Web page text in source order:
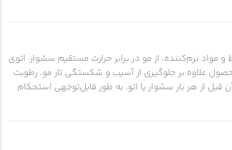
مواد نرم‌کننده، از مو در برابر حرارت مستقیم سشوار، اتوی
محافظت می‌کند. این محصول علاوه بر جلوگیری از آسیب و شکستگی تار مو، رطوبت
از هر بار سشوار یا اتو، به طور قابل‌توجهی استحکام